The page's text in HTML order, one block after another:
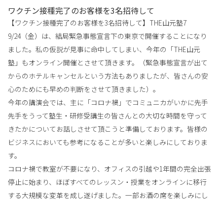
ワクチン接種完了のお客様を3名招待して
【ワクチン接種完了のお客様を3名招待して】THE山元塾7
9/24（金）は、結局緊急事態宣言下の東京で開催することになり
ました。私の仮説が見事に命中してしまい、今年の「THE山元
塾」もオンライン開催とさせて頂きます。（緊急事態宣言が出て
からのホテルキャンセルという方法もありましたが、皆さんの安
心のためにも早めの判断をさせて頂きました）。
今年の講演会では、主に「コロナ禍」でコミュニカがいかに先手
先手をうって塾生・研修受講生の皆さんとの大切な時間を守って
きたかについてお話しさせて頂こうと準備しております。皆様の
ビジネスにおいても参考になることが多いと楽しみにしておりま
す。
コロナ禍で教室が不要になり、オフィスの引越や1年間の完全出張
停止に始まり、ほぼすべてのレッスン・授業をオンラインに移行
する大規模な変革を成し遂げました。一部お酒の席を楽しみにし